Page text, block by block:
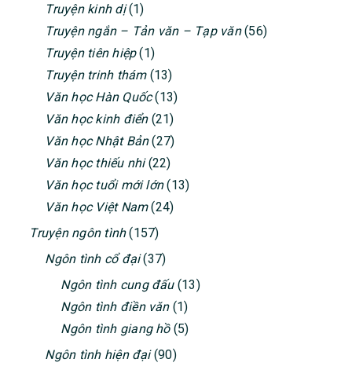
Truyện kinh dị(1)
Truyện ngắn – Tản văn – Tạp văn(56)
Truyện tiên hiệp(1)
Truyện trinh thám(13)
Văn học Hàn Quốc(13)
Văn học kinh điển(21)
Văn học Nhật Bản(27)
Văn học thiếu nhi(22)
Văn học tuổi mới lớn(13)
Văn học Việt Nam(24)
Truyện ngôn tình(157)
Ngôn tình cổ đại(37)
Ngôn tình cung đấu(13)
Ngôn tình điền văn(1)
Ngôn tình giang hồ(5)
Ngôn tình hiện đại(90)